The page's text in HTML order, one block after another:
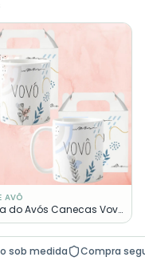
AVÔ
do Avós Canecas Vovó
Presente Pronta Entrega
sob medida Compra